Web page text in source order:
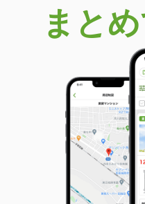
神奈川県横浜市泉区和泉
価 格
神
貸
使用面積
神奈川県横浜市西区北幸
価 格
住 所
神
物件種別 貸
使用面積
まと